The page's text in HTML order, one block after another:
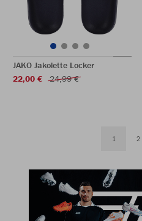
JAKO Jakolette Locker
22,00 €
24,99 €
1 2